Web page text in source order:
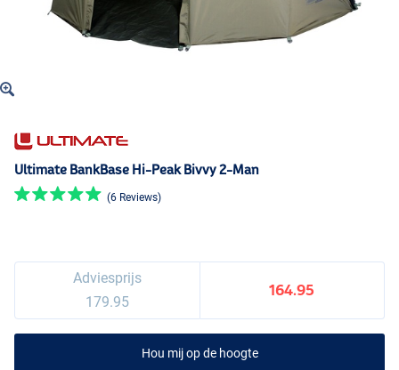
Ultimate BankBase Hi-Peak Bivvy 2-Man
(6 Reviews)
Adviesprijs
179.95
164.95
Hou mij op de hoogte